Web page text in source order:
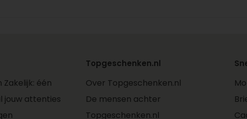
één
jouw attenties
Topgeschenken.nl
Over Topgeschenken.nl
De mensen achter
Topgeschenken.nl